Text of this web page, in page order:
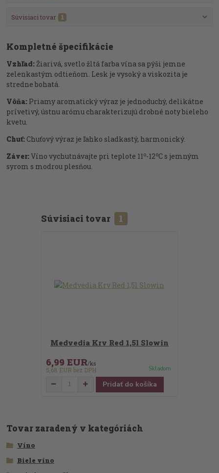
Súvisiaci tovar 1
Kompletné špecifikácie
Vzhľad:Žiarivá, svetlo žltá farba vína sa pýši jemne
zelenkastým odtieňom. Lesk je vysoký a viskozita je
stredne bohatá.
Vôňa: Priamy aromatický výraz je jednoduchý, delikátne
prívetivý, ústnu arómu charakterizujú drobné noty bieleho
kvetu.
Chuť: Chuťový výraz je ľahko sladkastý, harmonický.
Záver:Víno vychutnávajte pri teplote 11o-12oC s jemným
syrom s modrou plesňou.
Súvisiaci tovar 1
Medvedia Krv Red 1,5l Slowin
6,99 EUR/ks
5,68 EUR bez DPH Skladom
Pridať do košíka
Tovar zaradený v kategóriách
Víno
Biele víno